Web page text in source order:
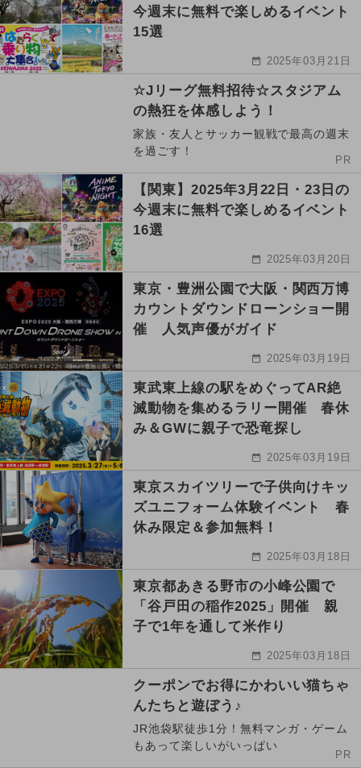
今週末に無料で楽しめるイベント
15選
2025年03月21日
☆Jリーグ無料招待☆スタジアム
の熱狂を体感しよう！
家族・友人とサッカー観戦で最高の週末
を過ごす！
PR
【関東】2025年3月22日・23日の
今週末に無料で楽しめるイベント
16選
2025年03月20日
東京・豊洲公園で大阪・関西万博
カウントダウンドローンショー開
催 人気声優がガイド
2025年03月19日
東武東上線の駅をめぐってAR絶
滅動物を集めるラリー開催 春休
み＆GWに親子で恐竜探し
2025年03月19日
東京スカイツリーで子供向けキッ
ズユニフォーム体験イベント 春
休み限定＆参加無料！
2025年03月18日
東京都あきる野市の小峰公園で
「谷戸田の稲作2025」開催 親
子で1年を通して米作り
2025年03月18日
クーポンでお得にかわいい猫ちゃ
んたちと遊ぼう♪
JR池袋駅徒歩1分！無料マンガ・ゲーム
もあって楽しいがいっぱい
PR